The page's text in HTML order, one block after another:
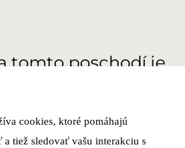
tomto poschodí je
PRENÁJMU
cookies, ktoré pomáhajú
tiež sledovať vašu interakciu s